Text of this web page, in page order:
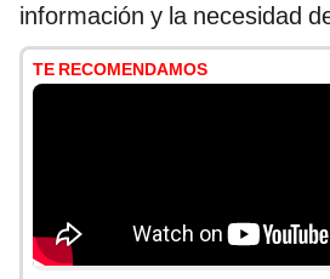
información y la necesidad
TE RECOMENDAMOS